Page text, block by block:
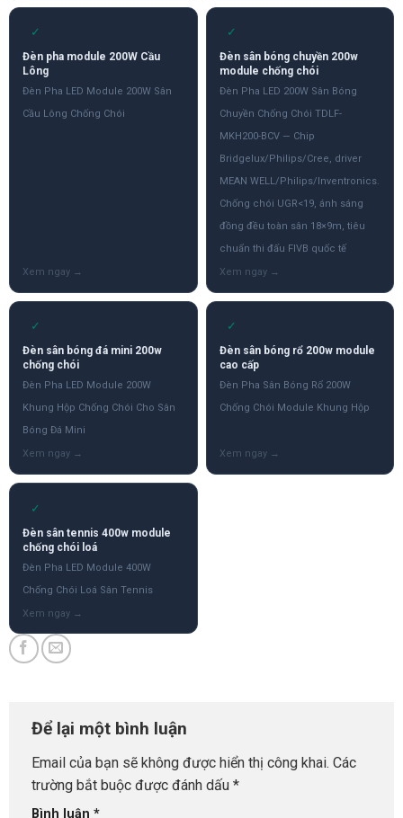
✓
Đèn pha module 200W Cầu
Lông
Đèn Pha LED Module 200W Sân
Cầu Lông Chống Chói
✓
Đèn sân bóng chuyền 200w
module chống chói
Đèn Pha LED 200W Sân Bóng
Chuyền Chống Chói TDLF-
MKH200-BCV — Chip
Bridgelux/Philips/Cree, driver
MEAN WELL/Philips/Inventronics.
Chống chói UGR<19, ánh sáng
đồng đều toàn sân 18×9m, tiêu
chuẩn thi đấu FIVB quốc tế
✓
Đèn sân bóng đá mini 200w
chống chói
Đèn Pha LED Module 200W
Khung Hộp Chống Chói Cho Sân
Bóng Đá Mini
✓
Đèn sân bóng rổ 200w module
cao cấp
Đèn Pha Sân Bóng Rổ 200W
Chống Chói Module Khung Hộp
✓
Đèn sân tennis 400w module
chống chói loá
Đèn Pha LED Module 400W
Chống Chói Loá Sân Tennis
Để lại một bình luận
Email của bạn sẽ không được hiển thị công khai. Các
trường bắt buộc được đánh dấu *
Bình luận *